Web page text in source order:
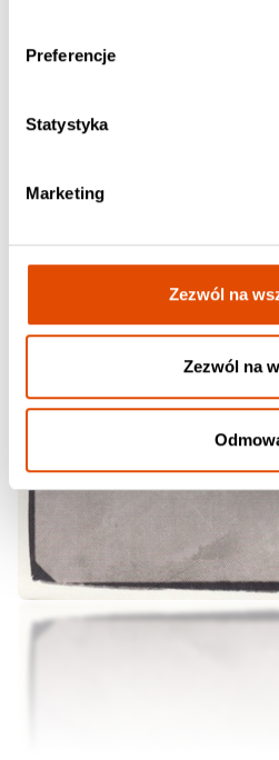
Preferencje
Statystyka
Marketing
Zezwól na
Zezwól na